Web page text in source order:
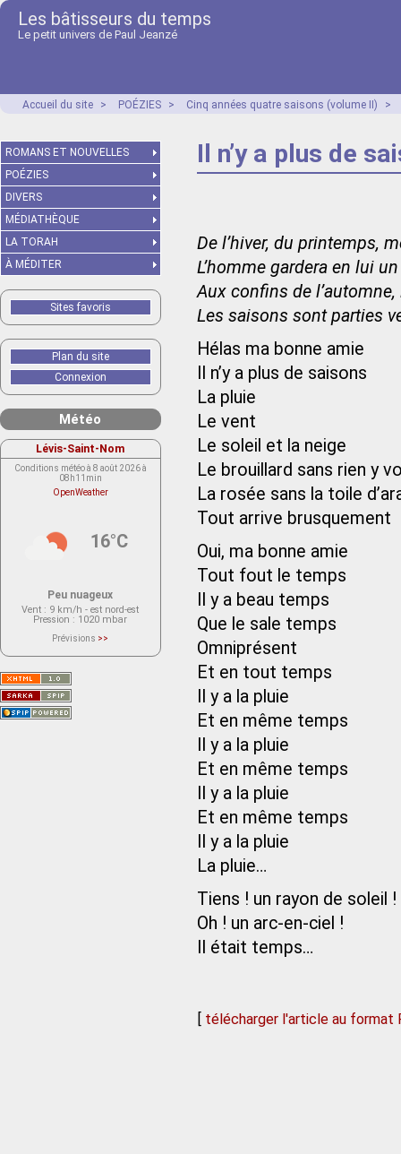
Les bâtisseurs du temps
Le petit univers de Paul Jeanzé
Accueil du site > POÉZIES > Cinq années quatre saisons (volume II) >
Il n’y a plus de
De l’hiver, du printemps,
L’homme gardera en lui
Aux confins de l’automne,
Les saisons sont parties
Hélas ma bonne amie
Il n’y a plus de saisons
La pluie
Le vent
Le soleil et la neige
Le brouillard sans rien y
La rosée sans la toile
Tout arrive brusquement
Oui, ma bonne amie
Tout fout le temps
Il y a beau temps
Que le sale temps
Omniprésent
Et en tout temps
Il y a la pluie
Et en même temps
Il y a la pluie
Et en même temps
Il y a la pluie
Et en même temps
Il y a la pluie
La pluie…
Tiens ! un rayon de soleil !
Oh ! un arc-en-ciel !
Il était temps…
[ télécharger l'article au format
ROMANS ET NOUVELLES
POÉZIES
DIVERS
MÉDIATHÈQUE
LA TORAH
À MÉDITER
Sites favoris
Plan du site
Connexion
Météo
Lévis-Saint-Nom
Conditions météo à 8 août 2026 à
08h11min
OpenWeather
16°C
Peu nuageux
Vent : 9 km/h - est nord-est
Pression : 1020 mbar
Prévisions >>
actuellement aucune prévision
Saint-Nom.
Veuillez consulter le message du
service ci-dessous.
(401 - Invalid API key. Please see
https://openweathermap.org/faq#error401